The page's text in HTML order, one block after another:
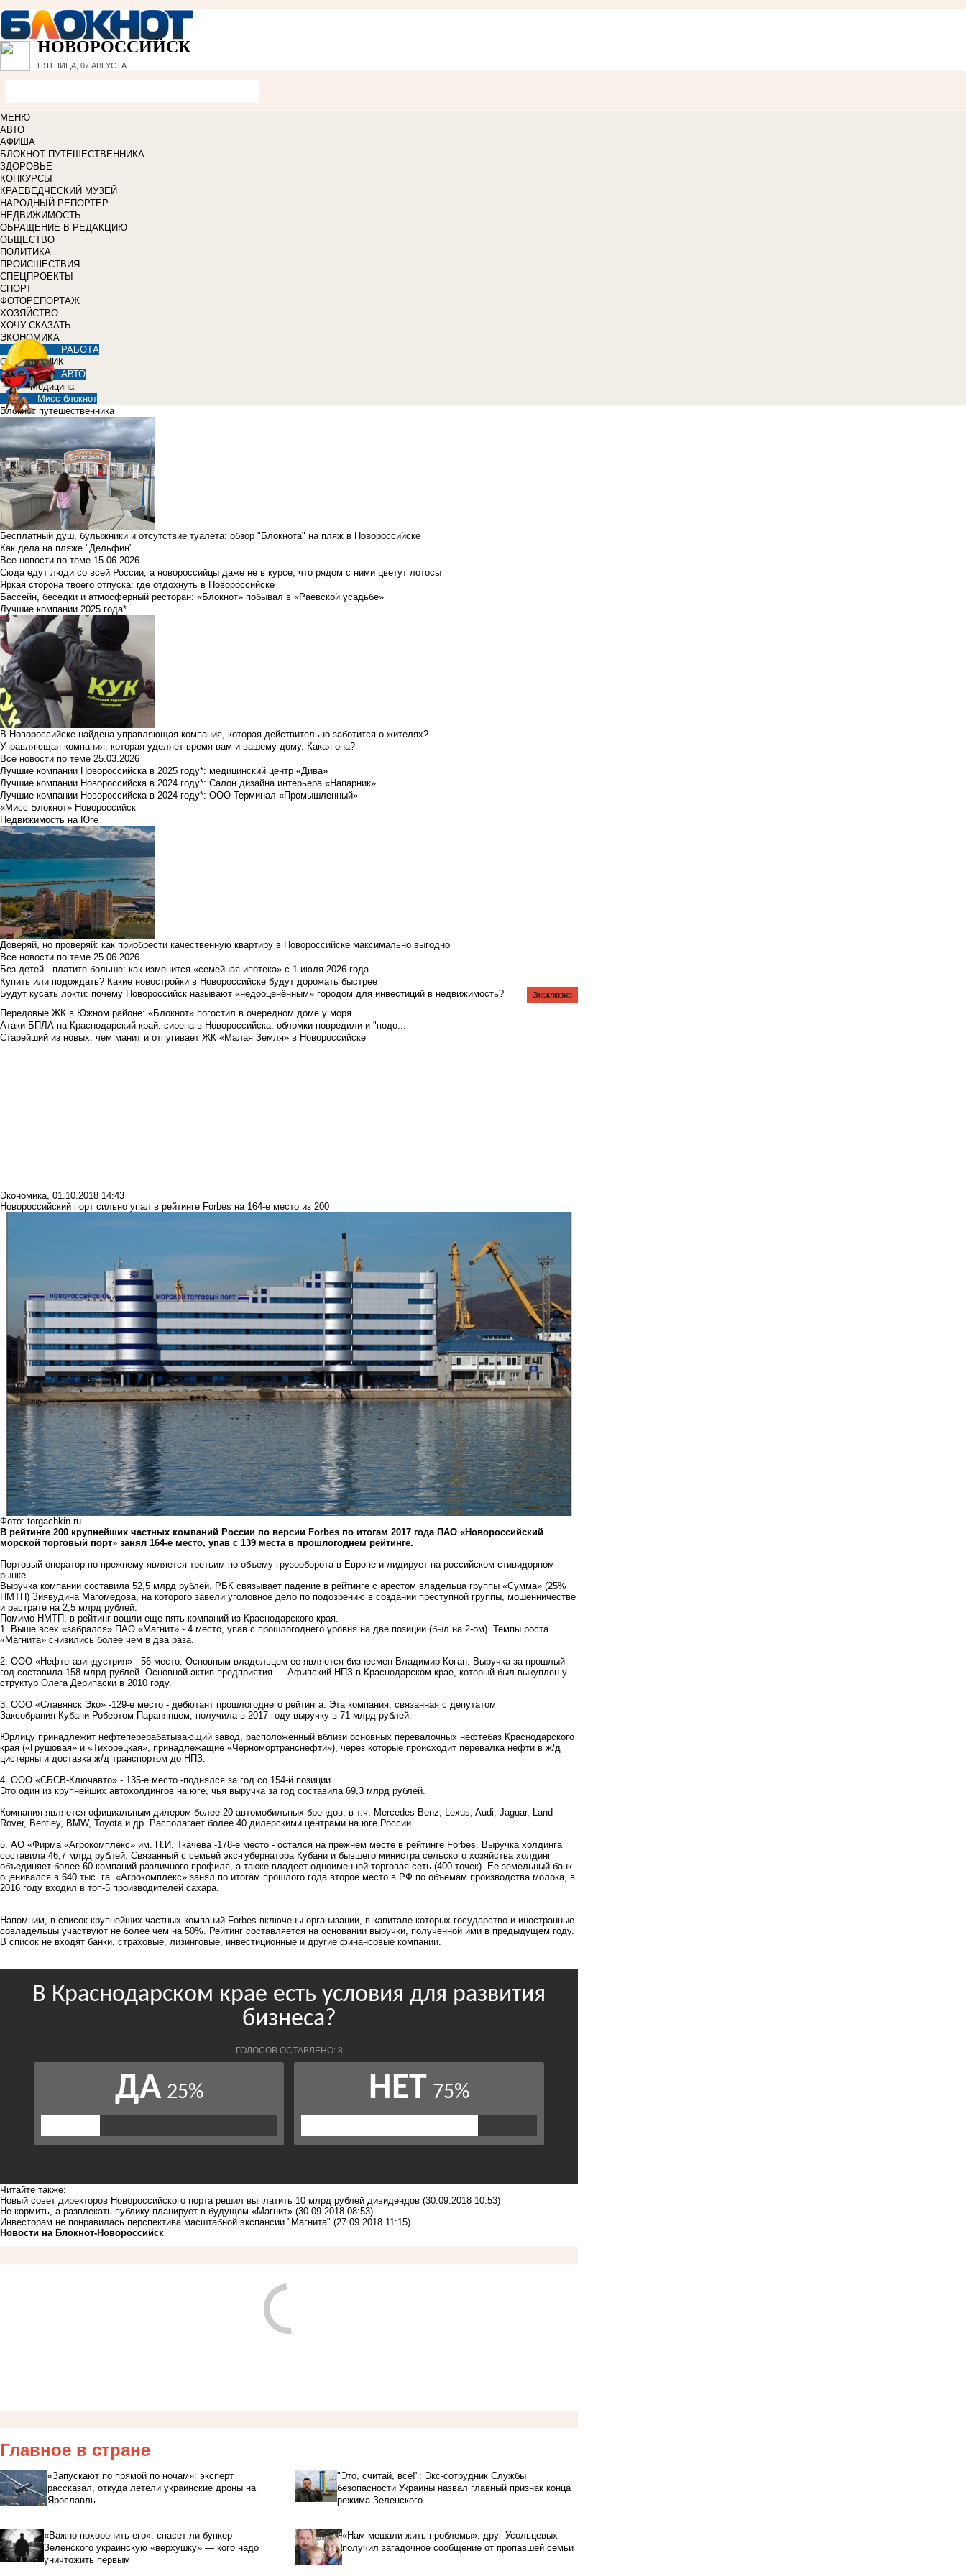
НОВОРОССИЙСК
ПЯТНИЦА, 07 АВГУСТА
МЕНЮ
АВТО
АФИША
БЛОКНОТ ПУТЕШЕСТВЕННИКА
ЗДОРОВЬЕ
КОНКУРСЫ
КРАЕВЕДЧЕСКИЙ МУЗЕЙ
НАРОДНЫЙ РЕПОРТЁР
НЕДВИЖИМОСТЬ
ОБРАЩЕНИЕ В РЕДАКЦИЮ
ОБЩЕСТВО
ПОЛИТИКА
ПРОИСШЕСТВИЯ
СПЕЦПРОЕКТЫ
СПОРТ
ФОТОРЕПОРТАЖ
ХОЗЯЙСТВО
ХОЧУ СКАЗАТЬ
ЭКОНОМИКА
РАБОТА
СПРАВОЧНИК
АВТО
Медицина
Мисс блокнот
Блокнот путешественника
Бесплатный душ, булыжники и отсутствие туалета: обзор "Блокнота" на пляж в Новороссийске
Как дела на пляже "Дельфин"
Все новости по теме 15.06.2026
Сюда едут люди со всей России, а новороссийцы даже не в курсе, что рядом с ними цветут лотосы
Яркая сторона твоего отпуска: где отдохнуть в Новороссийске
Бассейн, беседки и атмосферный ресторан: «Блокнот» побывал в «Раевской усадьбе»
Лучшие компании 2025 года*
В Новороссийске найдена управляющая компания, которая действительно заботится о жителях?
Управляющая компания, которая уделяет время вам и вашему дому. Какая она?
Все новости по теме 25.03.2026
Лучшие компании Новороссийска в 2025 году*: медицинский центр «Дива»
Лучшие компании Новороссийска в 2024 году*: Салон дизайна интерьера «Напарник»
Лучшие компании Новороссийска в 2024 году*: ООО Терминал «Промышленный»
«Мисс Блокнот» Новороссийск
Недвижимость на Юге
Доверяй, но проверяй: как приобрести качественную квартиру в Новороссийске максимально выгодно
Все новости по теме 25.06.2026
Без детей - платите больше: как изменится «семейная ипотека» с 1 июля 2026 года
Купить или подождать? Какие новостройки в Новороссийске будут дорожать быстрее
Будут кусать локти: почему Новороссийск называют «недооценённым» городом для инвестиций в недвижимость?
Передовые ЖК в Южном районе: «Блокнот» погостил в очередном доме у моря
Атаки БПЛА на Краснодарский край: сирена в Новороссийска, обломки повредили и "подо...
Старейший из новых: чем манит и отпугивает ЖК «Малая Земля» в Новороссийске
Эксклюзив
Экономика, 01.10.2018 14:43
Новороссийский порт сильно упал в рейтинге Forbes на 164-е место из 200
Фото: torgachkin.ru
В рейтинге 200 крупнейших частных компаний России по версии Forbes по итогам 2017 года ПАО «Новороссийский
морской торговый порт» занял 164-е место, упав с 139 места в прошлогоднем рейтинге.
Портовый оператор по-прежнему является третьим по объему грузооборота в Европе и лидирует на российском стивидорном
рынке.
Выручка компании составила 52,5 млрд рублей. РБК связывает падение в рейтинге с арестом владельца группы «Сумма» (25%
НМТП) Зиявудина Магомедова, на которого завели уголовное дело по подозрению в создании преступной группы, мошенничестве
и растрате на 2,5 млрд рублей.
Помимо НМТП, в рейтинг вошли еще пять компаний из Краснодарского края.
1. Выше всех «забрался» ПАО «Магнит» - 4 место, упав с прошлогоднего уровня на две позиции (был на 2-ом). Темпы роста
«Магнита» снизились более чем в два раза.
2. ООО «Нефтегазиндустрия» - 56 место. Основным владельцем ее является бизнесмен Владимир Коган. Выручка за прошлый
год составила 158 млрд рублей. Основной актив предприятия — Афипский НПЗ в Краснодарском крае, который был выкуплен у
структур Олега Дерипаски в 2010 году.
3. ООО «Славянск Эко» -129-е место - дебютант прошлогоднего рейтинга. Эта компания, связанная с депутатом
Заксобрания Кубани Робертом Паранянцем, получила в 2017 году выручку в 71 млрд рублей.
Юрлицу принадлежит нефтеперерабатывающий завод, расположенный вблизи основных перевалочных нефтебаз Краснодарского
края («Грушовая» и «Тихорецкая», принадлежащие «Черномортранснефти»), через которые происходит перевалка нефти в ж/д
цистерны и доставка ж/д транспортом до НПЗ.
4. ООО «СБСВ-Ключавто» - 135-е место -поднялся за год со 154-й позиции.
Это один из крупнейших автохолдингов на юге, чья выручка за год составила 69,3 млрд рублей.
Компания является официальным дилером более 20 автомобильных брендов, в т.ч. Mercedes-Benz, Lexus, Audi, Jaguar, Land
Rover, Bentley, BMW, Toyota и др. Располагает более 40 дилерскими центрами на юге России.
5. АО «Фирма «Агрокомплекс» им. Н.И. Ткачева -178-е место - остался на прежнем месте в рейтинге Forbes. Выручка холдинга
составила 46,7 млрд рублей. Связанный с семьей экс-губернатора Кубани и бывшего министра сельского хозяйства холдинг
объединяет более 60 компаний различного профиля, а также владеет одноименной торговая сеть (400 точек). Ее земельный банк
оценивался в 640 тыс. га. «Агрокомплекс» занял по итогам прошлого года второе место в РФ по объемам производства молока, в
2016 году входил в топ-5 производителей сахара.
Напомним, в список крупнейших частных компаний Forbes включены организации, в капитале которых государство и иностранные
совладельцы участвуют не более чем на 50%. Рейтинг составляется на основании выручки, полученной ими в предыдущем году.
В список не входят банки, страховые, лизинговые, инвестиционные и другие финансовые компании.
Читайте также:
Новый совет директоров Новороссийского порта решил выплатить 10 млрд рублей дивидендов (30.09.2018 10:53)
Не кормить, а развлекать публику планирует в будущем «Магнит» (30.09.2018 08:53)
Инвесторам не понравилась перспектива масштабной экспансии "Магнита" (27.09.2018 11:15)
Новости на Блoкнoт-Новороссийск
Главное в стране
«Запускают по прямой по ночам»: эксперт
рассказал, откуда летели украинские дроны на
Ярославль
"Это, считай, всё!": Экс-сотрудник Службы
безопасности Украины назвал главный признак конца
режима Зеленского
«Важно похоронить его»: спасет ли бункер
Зеленского украинскую «верхушку» — кого надо
уничтожить первым
«Нам мешали жить проблемы»: друг Усольцевых
получил загадочное сообщение от пропавшей семьи